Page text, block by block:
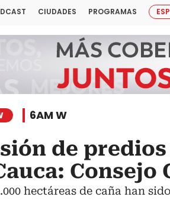
CIUDADES PROGRAMAS
6AM W
de
hectáreas de caña han